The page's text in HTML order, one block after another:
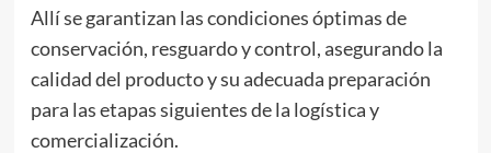
Allí se garantizan las condiciones óptimas de
conservación, resguardo y control, asegurando la
calidad del producto y su adecuada preparación
para las etapas siguientes de la logística y
comercialización.